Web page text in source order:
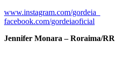
www.instagram.com/gordeia_
facebook.com/gordeiaoficial
Jennifer Monara – Roraima/RR